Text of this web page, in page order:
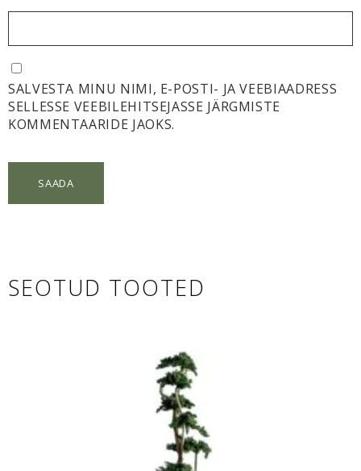
SALVESTA MINU NIMI, E-POSTI- JA VEEBIAADRESS
SELLESSE VEEBILEHITSEJASSE JÄRGMISTE
KOMMENTAARIDE JAOKS.
SEOTUD TOOTED